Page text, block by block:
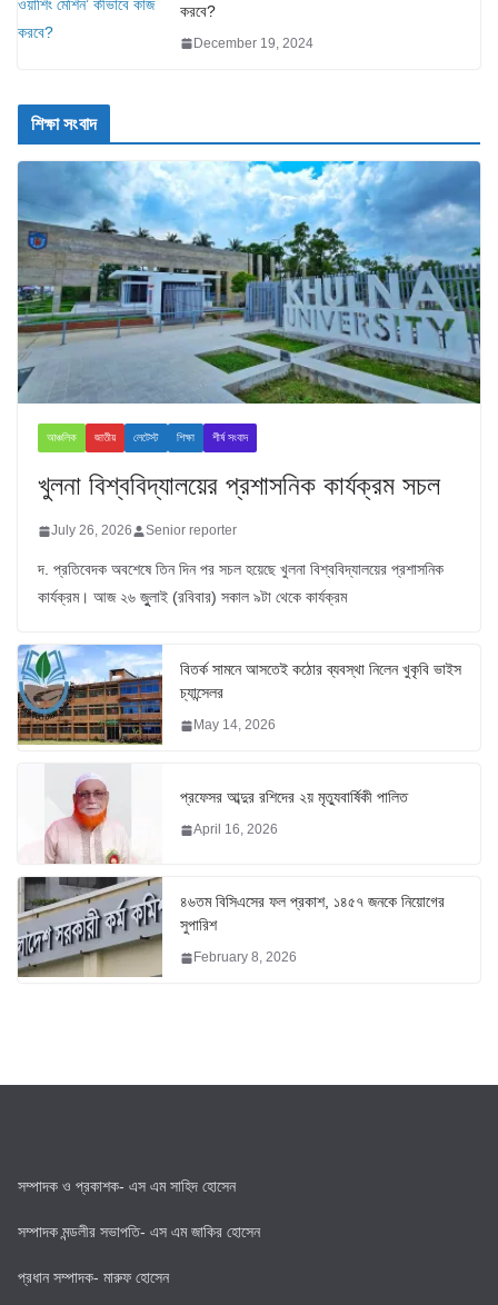
করবে?
December 19, 2024
শিক্ষা সংবাদ
আঞ্চলিক জাতীয় লেটেস্ট শিক্ষা শীর্ষ সংবাদ
খুলনা বিশ্ববিদ্যালয়ের প্রশাসনিক কার্যক্রম সচল
July 26, 2026 Senior reporter
দ. প্রতিবেদক অবশেষে তিন দিন পর সচল হয়েছে খুলনা বিশ্ববিদ্যালয়ের প্রশাসনিক
কার্যক্রম। আজ ২৬ জুুলাই (রবিবার) সকাল ৯টা থেকে কার্যক্রম
বিতর্ক সামনে আসতেই কঠোর ব্যবস্থা নিলেন খুকৃবি ভাইস
চ্যান্সেলর
May 14, 2026
প্রফেসর আব্দুর রশিদের ২য় মৃত্যুবার্ষিকী পালিত
April 16, 2026
৪৬তম বিসিএসের ফল প্রকাশ, ১৪৫৭ জনকে নিয়োগের
সুপারিশ
February 8, 2026
সম্পাদক ও প্রকাশক- এস এম সাহিদ হোসেন
সম্পাদক মন্ডলীর সভাপতি- এস এম জাকির হোসেন
প্রধান সম্পাদক- মারুফ হোসেন